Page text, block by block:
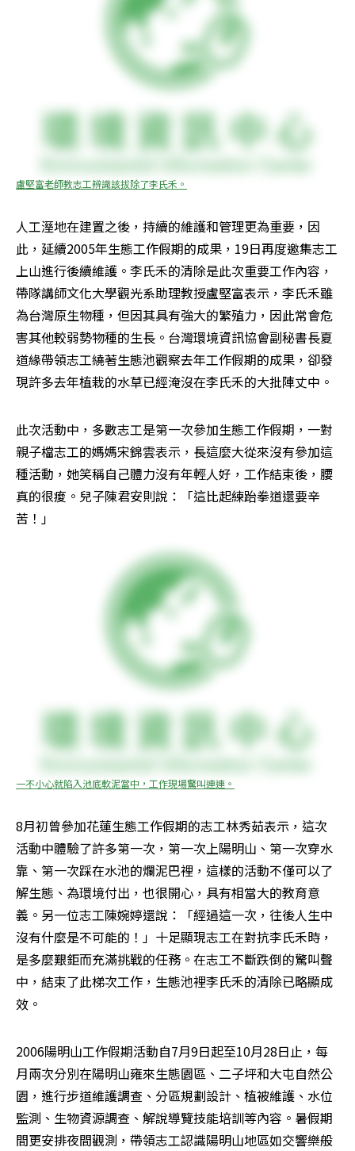
盧堅富老師教志工辨識該拔除了李氏禾。
人工溼地在建置之後，持續的維護和管理更為重要，因
此，延續2005年生態工作假期的成果，19日再度邀集志工
上山進行後續維護。李氏禾的清除是此次重要工作內容，
帶隊講師文化大學觀光系助理教授盧堅富表示，李氏禾雖
為台灣原生物種，但因其具有強大的繁殖力，因此常會危
害其他較弱勢物種的生長。台灣環境資訊協會副秘書長夏
道緣帶領志工繞著生態池觀察去年工作假期的成果，卻發
現許多去年植栽的水草已經淹沒在李氏禾的大批陣丈中。
此次活動中，多數志工是第一次參加生態工作假期，一對
親子檔志工的媽媽宋錦雲表示，長這麼大從來沒有參加這
種活動，她笑稱自己體力沒有年輕人好，工作結束後，腰
真的很痠。兒子陳君安則說：「這比起練跆拳道還要辛
苦！」
一不小心就陷入池底軟泥當中，工作現場驚叫連連。
8月初曾參加花蓮生態工作假期的志工林秀茹表示，這次
活動中體驗了許多第一次，第一次上陽明山、第一次穿水
靠、第一次踩在水池的爛泥巴裡，這樣的活動不僅可以了
解生態、為環境付出，也很開心，具有相當大的教育意
義。另一位志工陳婉婷還說：「經過這一次，往後人生中
沒有什麼是不可能的！」十足顯現志工在對抗李氏禾時，
是多麼艱鉅而充滿挑戰的任務。在志工不斷跌倒的驚叫聲
中，結束了此梯次工作，生態池裡李氏禾的清除已略顯成
效。
2006陽明山工作假期活動自7月9日起至10月28日止，每
月兩次分別在陽明山雍來生態園區、二子坪和大屯自然公
園，進行步道維護調查、分區規劃設計、植被維護、水位
監測、生物資源調查、解說導覽技能培訓等內容。暑假期
間更安排夜間觀測，帶領志工認識陽明山地區如交響樂般